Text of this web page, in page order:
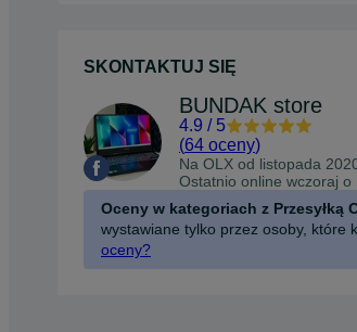
SKONTAKTUJ SIĘ
BUNDAK store
4.9 / 5
(64 oceny)
Na OLX od listopada
Ostatnio online wczoraj o
Oceny w kategoriach z Przesyłką
wystawiane tylko przez osoby, które
oceny?